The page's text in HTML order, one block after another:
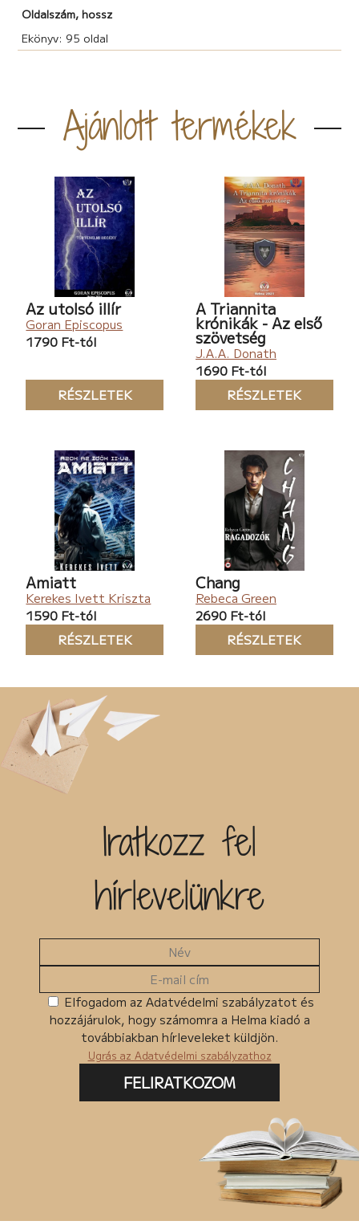
Oldalszám, hossz
Ekönyv: 95 oldal
Ajánlott termékek
Az utolsó illír
Goran Episcopus
1790 Ft-tól
RÉSZLETEK
A Triannita
krónikák - Az első
szövetség
J.A.A. Donath
1690 Ft-tól
RÉSZLETEK
Amiatt
Kerekes Ivett Kriszta
1590 Ft-tól
RÉSZLETEK
Chang
Rebeca Green
2690 Ft-tól
RÉSZLETEK
Iratkozz fel
hírlevelünkre
Elfogadom az Adatvédelmi szabályzatot és
hozzájárulok, hogy számomra a Helma kiadó a
továbbiakban hírleveleket küldjön.
Ugrás az Adatvédelmi szabályzathoz
FELIRATKOZOM